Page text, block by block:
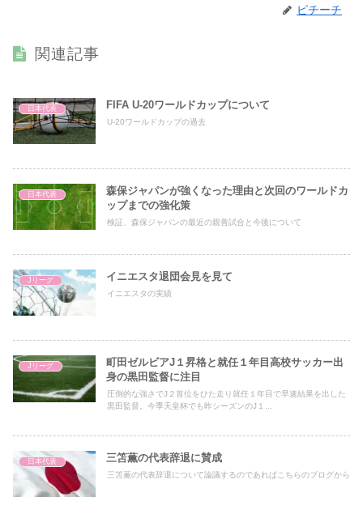
ピチーチ
関連記事
日本代表 FIFA U-20ワールドカップについて
U-20ワールドカップの過去
日本代表
森保ジャパンが強くなった理由と次回のワールドカ
ップまでの強化策
検証、森保ジャパンの最近の親善試合と今後について
Jリーグ イニエスタ退団会見を見て
イニエスタの実績
Jリーグ
町田ゼルビアJ１昇格と就任１年目高校サッカー出
身の黒田監督に注目
圧倒的な強さでJ２首位をひた走り就任１年目で早速結果を出した
黒田監督。今季天皇杯でも昨シーズンのJ１...
日本代表 三笘薫の代表辞退に賛成
三笘薫の代表辞退について論議するのであればこちらのブログから